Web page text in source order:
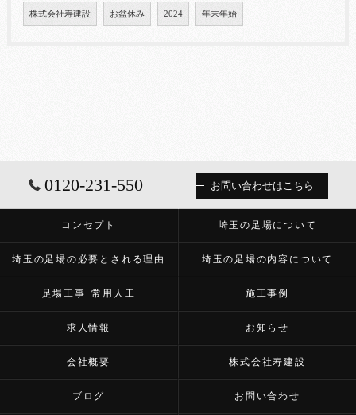
株式会社寿建設 お盆休み 2024 年末年始
0120-231-550 お問い合わせはこちら
コンセプト 埼玉の足場について
埼玉の足場の必要とされる理由 埼玉の足場の内容について
足場工事･常用人工 施工事例
求人情報 お知らせ
会社概要 株式会社寿建設
ブログ お問い合わせ